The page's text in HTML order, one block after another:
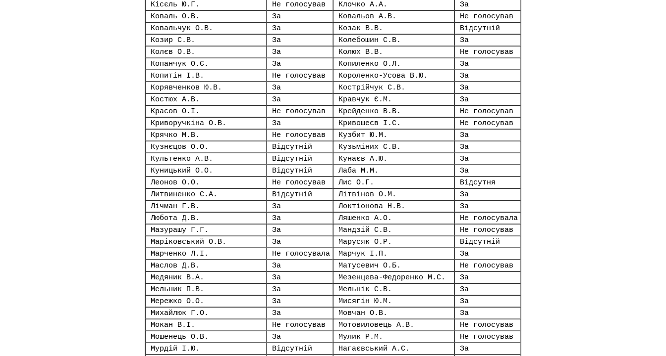
Кісєль Ю.Г.
Не голосував Клочко А.А.
За
Коваль О.В.
За Ковальов А.В.
Не голосував
Ковальчук О.В.
За Козак В.В.
Відсутній
Козир С.В.
За Колебошин С.В.
За
Колєв О.В.
За Колюх В.В.
Не голосував
Копанчук О.Є.
За Копиленко О.Л.
За
Копитін І.В.
Не голосував Короленко-Усова В.Ю.
За
Корявченков Ю.В.
За Кострійчук С.В.
За
Костюх А.В.
За Кравчук Є.М.
За
Красов О.І.
Не голосував Крейденко В.В.
Не голосував
Криворучкіна О.В.
За Кривошеєв І.С.
Не голосував
Крячко М.В.
Не голосував Кузбит Ю.М.
За
Кузнєцов О.О.
Відсутній Кузьміних С.В.
За
Культенко А.В.
Відсутній Кунаєв А.Ю.
За
Куницький О.О.
Відсутній Лаба М.М.
За
Леонов О.О.
Не голосував Лис О.Г.
Відсутня
Литвиненко С.А.
Відсутній Літвінов О.М.
За
Лічман Г.В.
За Локтіонова Н.В.
За
Любота Д.В.
За Ляшенко А.О.
Не голосувала
Мазурашу Г.Г.
За Мандзій С.В.
Не голосував
Маріковський О.В.
За Марусяк О.Р.
Відсутній
Марченко Л.І.
Не голосувала Марчук І.П.
За
Маслов Д.В.
За Матусевич О.Б.
Не голосував
Медяник В.А.
За Мезенцева-Федоренко М.С.
За
Мельник П.В.
За Мельнік С.В.
За
Мережко О.О.
За Мисягін Ю.М.
За
Михайлюк Г.О.
За Мовчан О.В.
За
Мокан В.І.
Не голосував Мотовиловець А.В.
Не голосував
Мошенець О.В.
За Мулик Р.М.
Не голосував
Мурдій І.Ю.
Відсутній Нагаєвський А.С.
За